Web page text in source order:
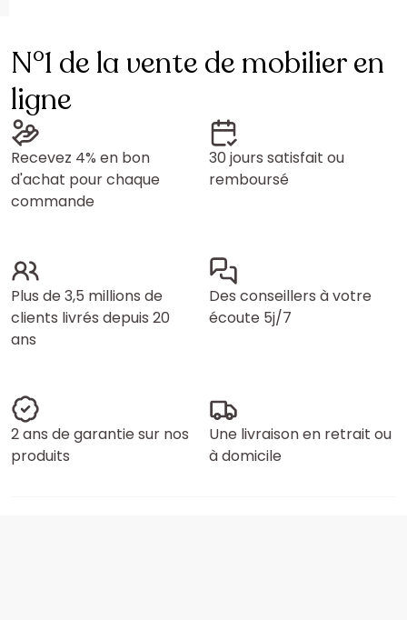
N°1 de la vente de mobilier en
ligne
Recevez 4% en bon
d'achat pour chaque
commande
30 jours satisfait ou
remboursé
Plus de 3,5 millions de
clients livrés depuis 20
ans
Des conseillers à votre
écoute 5j/7
2 ans de garantie sur nos
produits
Une livraison en retrait ou
à domicile